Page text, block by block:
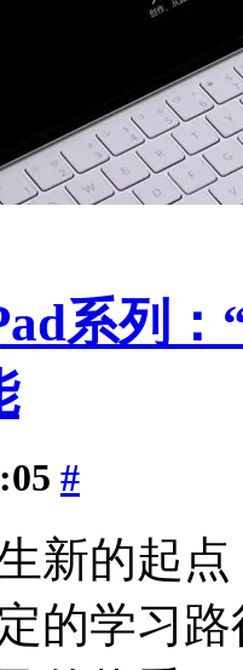
系列
#
新的起
的学习